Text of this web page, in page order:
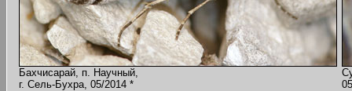
Бахчисарай, п. Научный,
г. Сель-Бухра, 05/2014 *